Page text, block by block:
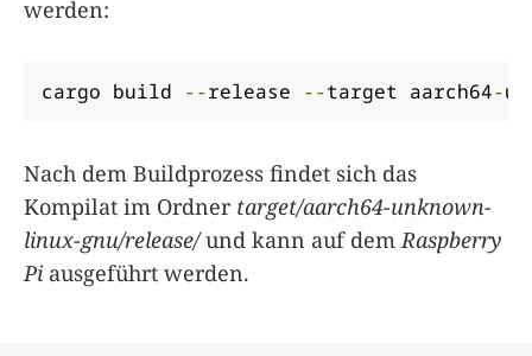
werden:
cargo build --release --target aarch64-
Nach dem Buildprozess findet sich das
Kompilat im Ordner target/aarch64-unknown-
linux-gnu/release/und kann auf dem Raspberry
Pi ausgeführt werden.